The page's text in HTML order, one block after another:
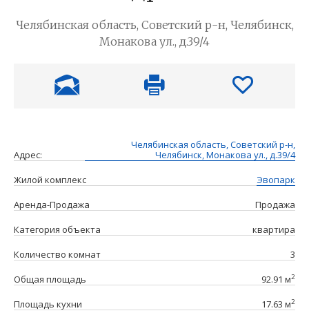
Челябинская область, Советский р-н, Челябинск,
Монакова ул., д.39/4
Адрес:
Челябинская область, Советский р-н,
Челябинск, Монакова ул., д.39/4
Жилой комплекс
Эвопарк
Аренда-Продажа
Продажа
Категория объекта
квартира
Количество комнат
3
Общая площадь
92.91 м2
Площадь кухни 17.63 м2